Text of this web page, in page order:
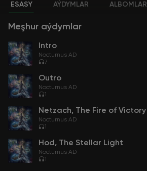
ESASY AÝDYMLAR ALBOMLAR
Meşhur aýdymlar
Intro
Nocturnus AD
7
Outro
Nocturnus AD
1
Netzach, The Fire of Victory
Nocturnus AD
1
Hod, The Stellar Light
Nocturnus AD
1